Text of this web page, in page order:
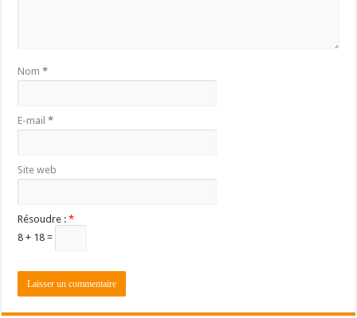
Nom*
E-mail*
Site web
Résoudre :*
8 + 18 =